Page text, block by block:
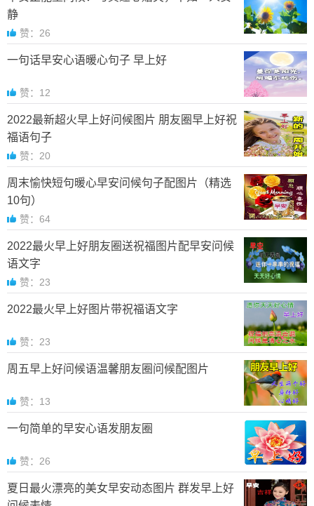
静
赞：26
一句话早安心语暖心句子 早上好
赞：12
2022最新超火早上好问候图片 朋友圈早上好祝
福语句子
赞：20
周末愉快短句暖心早安问候句子配图片（精选
10句）
赞：64
2022最火早上好朋友圈送祝福图片配早安问候
语文字
赞：23
2022最火早上好图片带祝福语文字
赞：23
周五早上好问候语温馨朋友圈问候配图片
赞：13
一句简单的早安心语发朋友圈
赞：26
夏日最火漂亮的美女早安动态图片 群发早上好